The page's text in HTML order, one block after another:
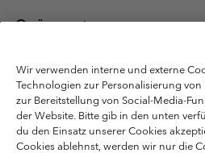
Österreich
Columbia Sportswear Austria
Bergheim, Salzburg Österreich. Alle Rechte
Nutzungsbedingungen
Allgemeine
Datenschutzerklärung
Bestimmungen und Bedingungen des
Wir verwenden interne und externe
Technologien zur Personalisierung
zur Bereitstellung von Social-Media-
der Website. Bitte gib in den unten
du den Einsatz unserer Cookies
Cookies ablehnst, werden wir nur die